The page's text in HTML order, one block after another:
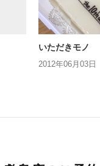
いただきモノ
2012年06月03日